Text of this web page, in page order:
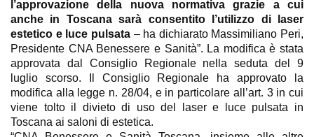
l’approvazione della nuova normativa grazie a cui
anche in Toscana sarà consentito l’utilizzo di laser
estetico e luce pulsata– ha dichiarato Massimiliano Peri,
Presidente CNA Benessere e Sanità”. La modifica è stata
approvata dal Consiglio Regionale nella seduta del 9
luglio scorso. Il Consiglio Regionale ha approvato la
modifica alla legge n. 28/04, e in particolare all’art. 3 in cui
viene tolto il divieto di uso del laser e luce pulsata in
Toscana ai saloni di estetica.